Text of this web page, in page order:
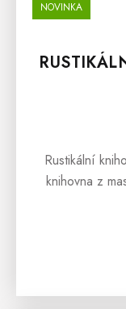
NOVINKA
Rustikální
knihovna z